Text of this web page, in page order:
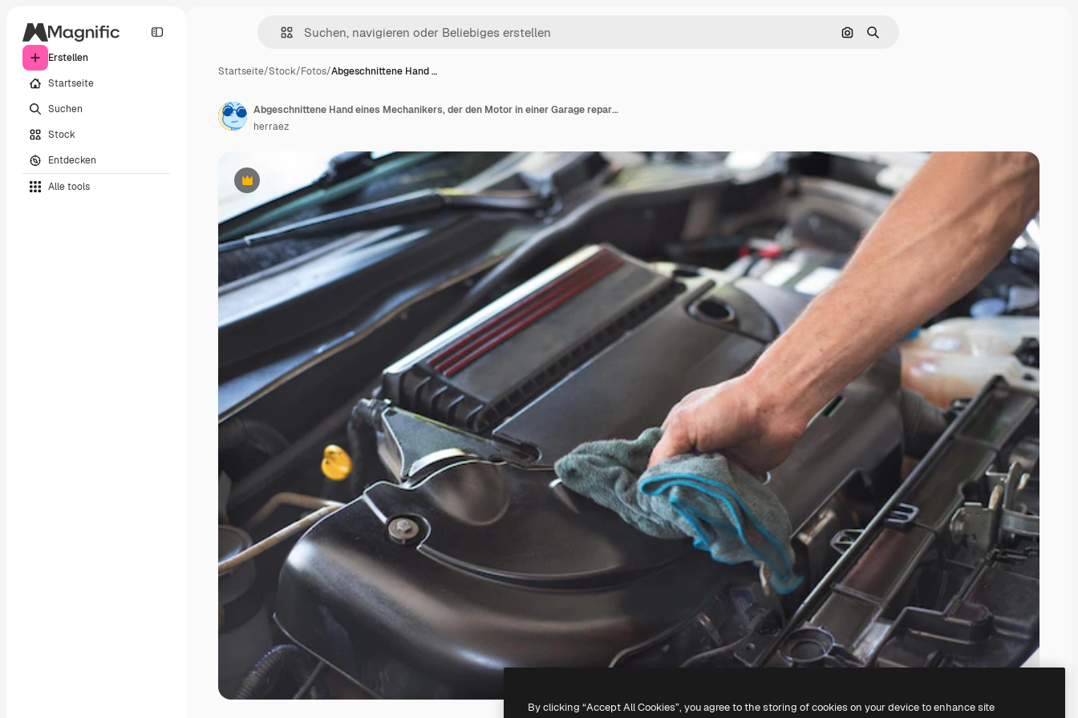
Erstellen
Startseite
Suchen
Stock
Entdecken
Alle tools
Nach Bild suchen
Suchen
Startseite/Stock/Fotos/Abgeschnittene Hand …
Premium
Abgeschnittene Hand eines Mechanikers, der den Motor in einer Garage repariert
herraez
By clicking “Accept All Cookies”, you agree to the storing of cookies on your device to enhance site